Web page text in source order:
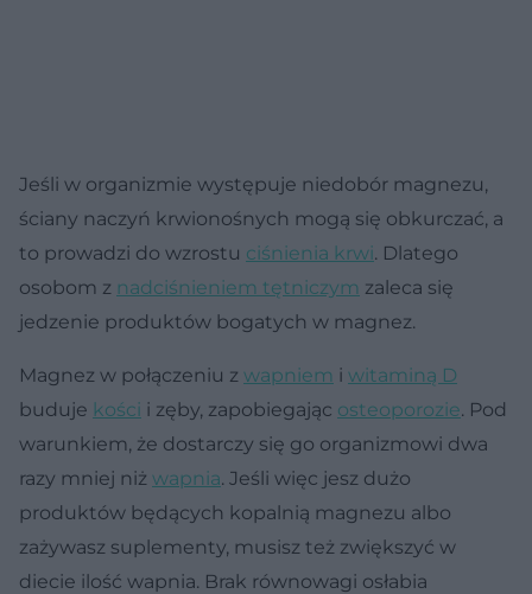
Jeśli w organizmie występuje niedobór magnezu,
ściany naczyń krwionośnych mogą się obkurczać, a
to prowadzi do wzrostu ciśnienia krwi. Dlatego
osobom z nadciśnieniem tętniczym zaleca się
jedzenie produktów bogatych w magnez.
Magnez w połączeniu z wapniem i witaminą D
buduje kości i zęby, zapobiegając osteoporozie. Pod
warunkiem, że dostarczy się go organizmowi dwa
razy mniej niż wapnia. Jeśli więc jesz dużo
produktów będących kopalnią magnezu albo
zażywasz suplementy, musisz też zwiększyć w
diecie ilość wapnia. Brak równowagi osłabia